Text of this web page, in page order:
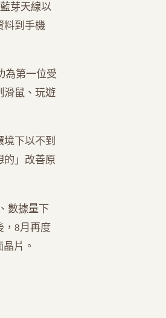
芽天線以
料到手機
為第一位受
滑鼠、玩遊
下以不到
的」改善原
數據量下
，8月再度
片。